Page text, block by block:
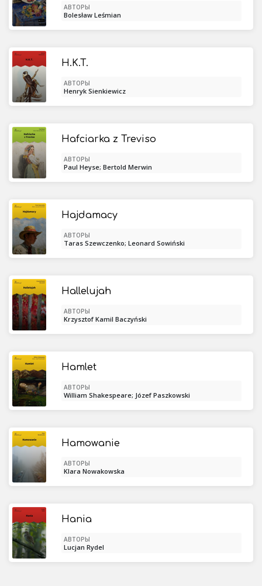
АВТОРЫ
Bolesław Leśmian
H.K.T.
АВТОРЫ
Henryk Sienkiewicz
Hafciarka z Treviso
АВТОРЫ
Paul Heyse; Bertold Merwin
Hajdamacy
АВТОРЫ
Taras Szewczenko; Leonard Sowiński
Hallelujah
АВТОРЫ
Krzysztof Kamil Baczyński
Hamlet
АВТОРЫ
William Shakespeare; Józef Paszkowski
Hamowanie
АВТОРЫ
Klara Nowakowska
Hania
АВТОРЫ
Lucjan Rydel